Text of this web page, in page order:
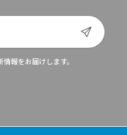
報をお届けします。